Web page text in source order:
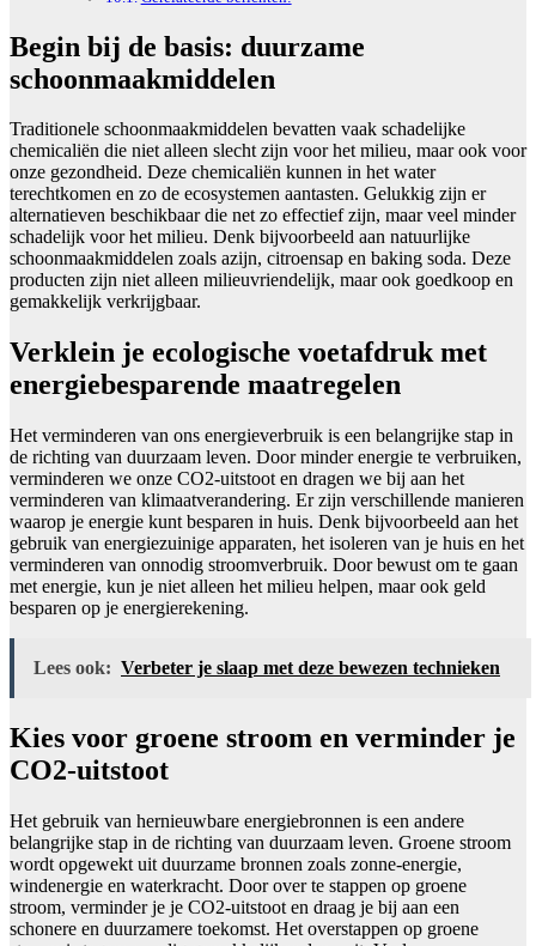
Begin bij de basis: duurzame
schoonmaakmiddelen
Traditionele schoonmaakmiddelen bevatten vaak schadelijke
chemicaliën die niet alleen slecht zijn voor het milieu, maar ook voor
onze gezondheid. Deze chemicaliën kunnen in het water
terechtkomen en zo de ecosystemen aantasten. Gelukkig zijn er
alternatieven beschikbaar die net zo effectief zijn, maar veel minder
schadelijk voor het milieu. Denk bijvoorbeeld aan natuurlijke
schoonmaakmiddelen zoals azijn, citroensap en baking soda. Deze
producten zijn niet alleen milieuvriendelijk, maar ook goedkoop en
gemakkelijk verkrijgbaar.
Verklein je ecologische voetafdruk met
energiebesparende maatregelen
Het verminderen van ons energieverbruik is een belangrijke stap in
de richting van duurzaam leven. Door minder energie te verbruiken,
verminderen we onze CO2-uitstoot en dragen we bij aan het
verminderen van klimaatverandering. Er zijn verschillende manieren
waarop je energie kunt besparen in huis. Denk bijvoorbeeld aan het
gebruik van energiezuinige apparaten, het isoleren van je huis en het
verminderen van onnodig stroomverbruik. Door bewust om te gaan
met energie, kun je niet alleen het milieu helpen, maar ook geld
besparen op je energierekening.
Lees ook: Verbeter je slaap met deze bewezen technieken
Kies voor groene stroom en verminder je
CO2-uitstoot
Het gebruik van hernieuwbare energiebronnen is een andere
belangrijke stap in de richting van duurzaam leven. Groene stroom
wordt opgewekt uit duurzame bronnen zoals zonne-energie,
windenergie en waterkracht. Door over te stappen op groene
stroom, verminder je je CO2-uitstoot en draag je bij aan een
schonere en duurzamere toekomst. Het overstappen op groene